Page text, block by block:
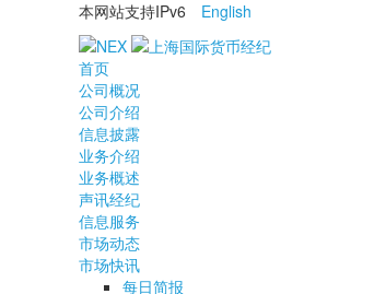
本网站支持IPv6 English
首页
公司概况
公司介绍
信息披露
业务介绍
业务概述
声讯经纪
信息服务
市场动态
市场快讯
每日简报